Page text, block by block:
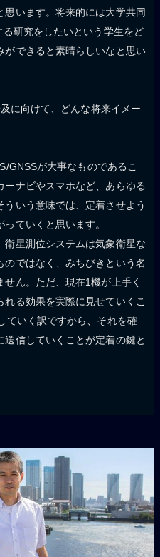
思います。将来的には大学共同
研究をしたいという学生をど
ができると素晴らしいなと思い
に向けて、どんな将来イメー
が大事なものであるこ
ーナビやスマホなど、あらゆる
いう意味では、定着させよう
ていくと思います。
星測位システムは気象衛星な
のではなく、みちびきという名
ん。ただ、現在1機が上手く
る効果を実際に見せていくこ
ていく訳ですから、それを確
信していくことが定着の鍵と